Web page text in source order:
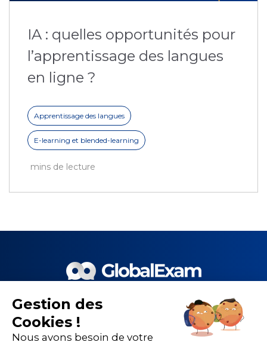
IA : quelles opportunités pour
l’apprentissage des langues
en ligne ?
Apprentissage des langues
E-learning et blended-learning
mins de lecture
Le meilleur de la EdTech et de
nos 1 500 partenaires pour la
Gestion des
Cookies !
Nous avons besoin de votre